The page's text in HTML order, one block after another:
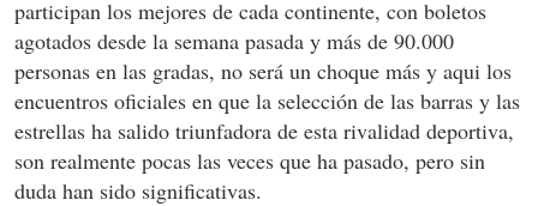
participan los mejores de cada continente, con boletos
agotados desde la semana pasada y más de 90.000
personas en las gradas, no será un choque más y aqui los
encuentros oficiales en que la selección de las barras y las
estrellas ha salido triunfadora de esta rivalidad deportiva,
son realmente pocas las veces que ha pasado, pero sin
duda han sido significativas.